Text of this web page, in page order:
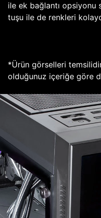
ile ek bağlantı opsiyonu
tuşu ile de renkleri
*Ürün görselleri
olduğunuz içeriğe göre